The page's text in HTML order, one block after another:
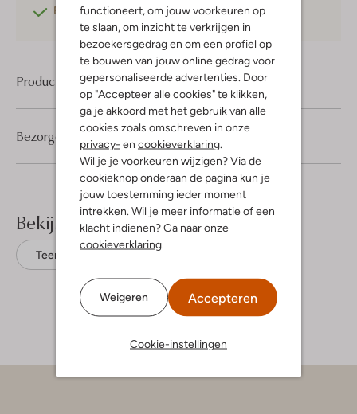
functioneert, om jouw voorkeuren op
te slaan, om inzicht te verkrijgen in
bezoekersgedrag en om een profiel op
te bouwen van jouw online gedrag voor
gepersonaliseerde advertenties. Door
op "Accepteer alle cookies" te klikken,
ga je akkoord met het gebruik van alle
cookies zoals omschreven in onze
privacy- en cookieverklaring
Wil je je voorkeuren wijzigen? Via de
cookieknop onderaan de pagina kun je
jouw toestemming ieder moment
intrekken. Wil je meer informatie of een
klacht indienen? Ga naar onze
cookieverklaring
Weigeren Accepteren
Cookie-instellingen
Betaal achterafmet Klarna
Product informatie
Bezorgen & retourneren
Bekijk meer
Teenslippers Uzurii